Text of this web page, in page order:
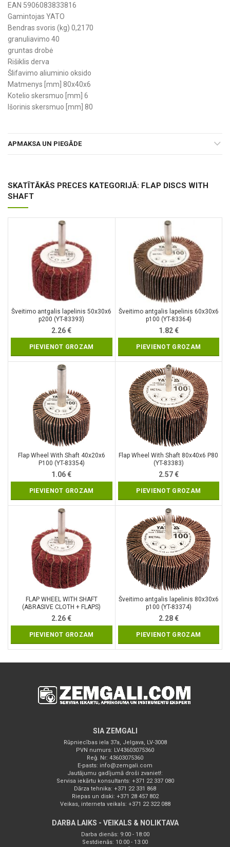
EAN 5906083833816
Gamintojas YATO
Bendras svoris (kg) 0,2170
granuliavimo 40
gruntas drobė
Rišiklis derva
Šlifavimo aliuminio oksido
Matmenys [mm] 80x40x6
Kotelio skersmuo [mm] 6
Išorinis skersmuo [mm] 80
APMAKSA UN PIEGĀDE
SKATĪTĀKĀS PRECES KATEGORIJĀ: FLAP DISCS WITH
SHAFT
Šveitimo antgalis lapelinis 50x30x6
p200 (YT-83393)
2.26€
PIEVIENOT GROZAM
Šveitimo antgalis lapelinis 60x30x6
p100 (YT-83364)
1.82€
PIEVIENOT GROZAM
Flap Wheel With Shaft 40x20x6
P100 (YT-83354)
1.06€
PIEVIENOT GROZAM
Flap Wheel With Shaft 80x40x6 P80
(YT-83383)
2.57€
PIEVIENOT GROZAM
FLAP WHEEL WITH SHAFT
(ABRASIVE CLOTH + FLAPS)
DIMENSIONS 50x30x6 (YT-83391)
2.26€
PIEVIENOT GROZAM
Šveitimo antgalis lapelinis 80x30x6
p100 (YT-83374)
2.28€
PIEVIENOT GROZAM
SIA ZEMGALI
Rūpniecības iela 37a, Jelgava, LV-3008
PVN numurs: LV43603075360
Reģ. Nr: 43603075360
E-pasts: info@zemgali.com
Jautājumu gadījumā droši zvaniet!:
Servisa iekārtu konsultants: +371 22 337 080
Dārza tehnika: +371 22 331 868
Riepas un diski: +371 28 457 802
Veikas, interneta veikals: +371 22 322 088
DARBA LAIKS - VEIKALS & NOLIKTAVA
Darba dienās: 9:00 - 18:00
Sestdienās: 10:00 - 13:00